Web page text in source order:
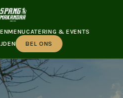
MENUCATERING & EVENTS
BEL ONS